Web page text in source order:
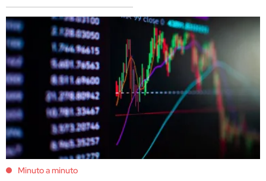
Minuto a minuto